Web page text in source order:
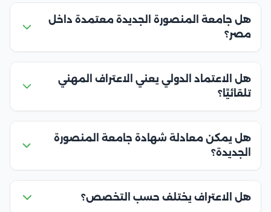
هل جامعة المنصورة الجديدة معتمدة داخل
مصر؟
هل الاعتماد الدولي يعني الاعتراف المهني
تلقائيًا؟
هل يمكن معادلة شهادة جامعة المنصورة
الجديدة؟
هل الاعتراف يختلف حسب التخصص؟